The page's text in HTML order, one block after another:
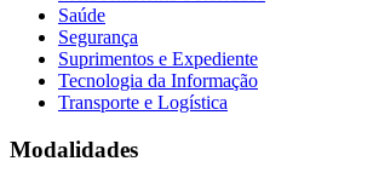
Saúde
Segurança
Suprimentos e Expediente
Tecnologia da Informação
Transporte e Logística
Modalidades